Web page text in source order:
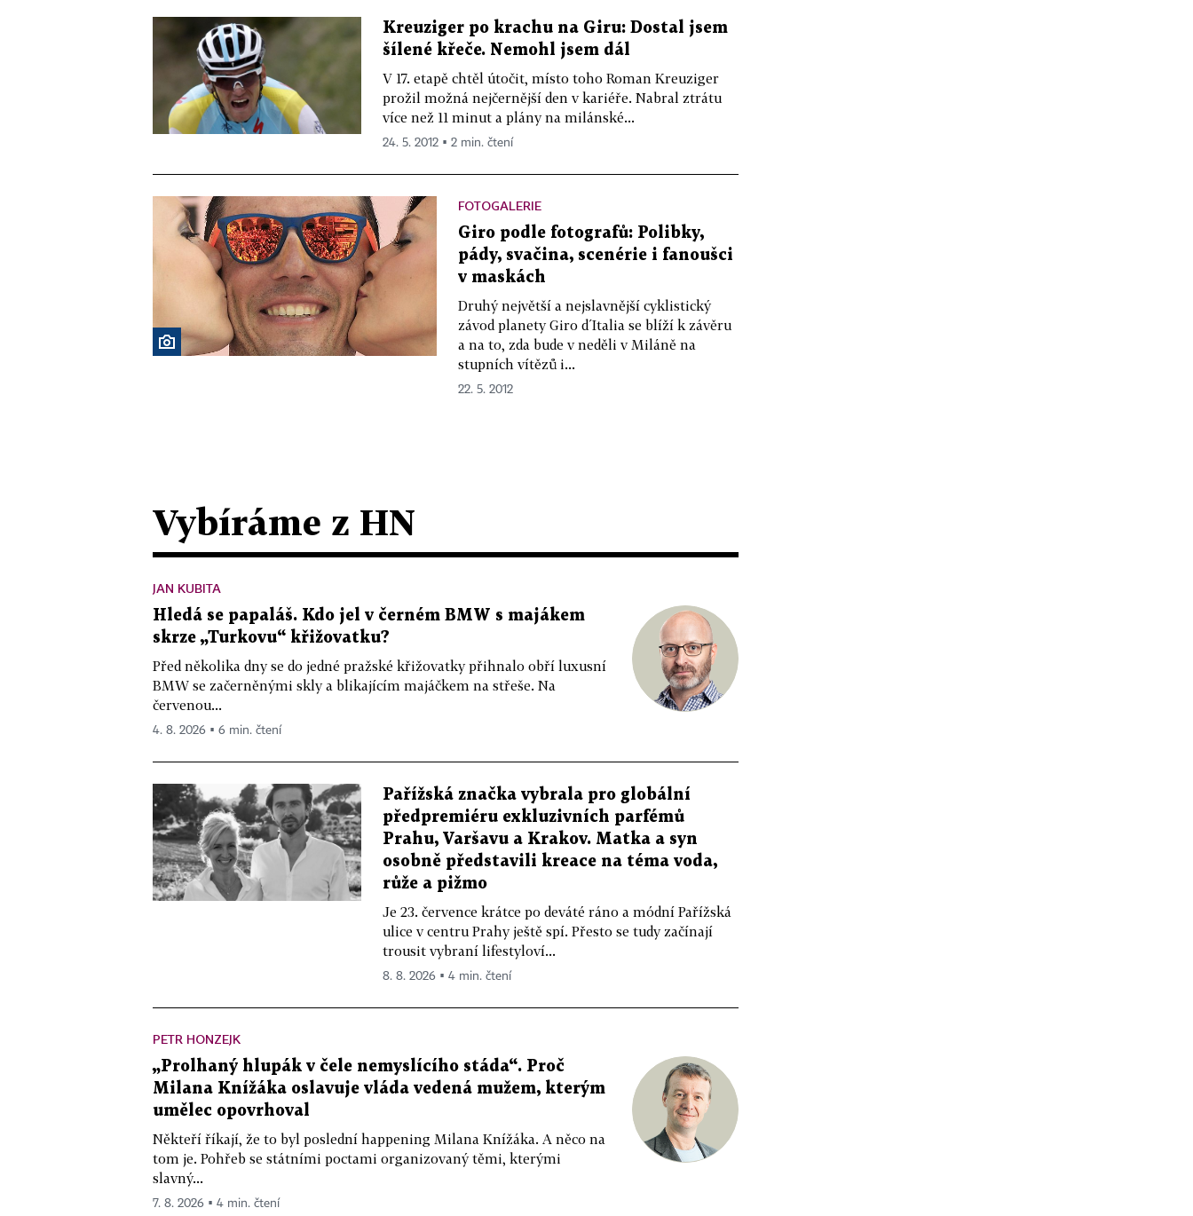
Kreuziger po krachu na Giru: Dostal jsem
šílené křeče. Nemohl jsem dál
V 17. etapě chtěl útočit, místo toho Roman Kreuziger
prožil možná nejčernější den v kariéře. Nabral ztrátu
více než 11 minut a plány na milánské...
24. 5. 2012 ▪ 2 min. čtení
FOTOGALERIE
Giro podle fotografů: Polibky,
pády, svačina, scenérie i fanoušci
v maskách
Druhý největší a nejslavnější cyklistický
závod planety Giro d´Italia se blíží k závěru
a na to, zda bude v neděli v Miláně na
stupních vítězů i...
22. 5. 2012
Vybíráme z HN
JAN KUBITA
Hledá se papaláš. Kdo jel v černém BMW s majákem
skrze „Turkovu“ křižovatku?
Před několika dny se do jedné pražské křižovatky přihnalo obří luxusní
BMW se začerněnými skly a blikajícím majáčkem na střeše. Na
červenou...
4. 8. 2026 ▪ 6 min. čtení
Pařížská značka vybrala pro globální
předpremiéru exkluzivních parfémů
Prahu, Varšavu a Krakov. Matka a syn
osobně představili kreace na téma voda,
růže a pižmo
Je 23. července krátce po deváté ráno a módní Pařížská
ulice v centru Prahy ještě spí. Přesto se tudy začínají
trousit vybraní lifestyloví...
8. 8. 2026 ▪ 4 min. čtení
PETR HONZEJK
„Prolhaný hlupák v čele nemyslícího stáda“. Proč
Milana Knížáka oslavuje vláda vedená mužem, kterým
umělec opovrhoval
Někteří říkají, že to byl poslední happening Milana Knížáka. A něco na
tom je. Pohřeb se státními poctami organizovaný těmi, kterými
slavný...
7. 8. 2026 ▪ 4 min. čtení